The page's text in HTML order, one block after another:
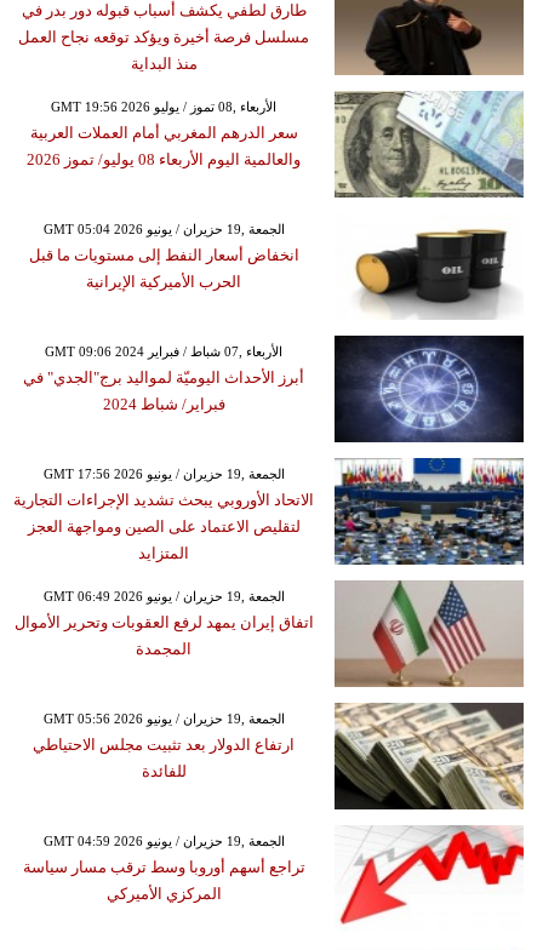
طارق لطفي يكشف أسباب قبوله دور بدر في
مسلسل فرصة أخيرة ويؤكد توقعه نجاح العمل
منذ البداية
GMT 19:56 2026 الأربعاء ,08 تموز / يوليو
سعر الدرهم المغربي أمام العملات العربية
والعالمية اليوم الأربعاء 08 يوليو/ تموز 2026
GMT 05:04 2026 الجمعة ,19 حزيران / يونيو
انخفاض أسعار النفط إلى مستويات ما قبل
الحرب الأميركية الإيرانية
GMT 09:06 2024 الأربعاء ,07 شباط / فبراير
أبرز الأحداث اليوميّة لمواليد برج"الجدي" في
فبراير/ شباط 2024
GMT 17:56 2026 الجمعة ,19 حزيران / يونيو
الاتحاد الأوروبي يبحث تشديد الإجراءات التجارية
لتقليص الاعتماد على الصين ومواجهة العجز
المتزايد
GMT 06:49 2026 الجمعة ,19 حزيران / يونيو
اتفاق إيران يمهد لرفع العقوبات وتحرير الأموال
المجمدة
GMT 05:56 2026 الجمعة ,19 حزيران / يونيو
ارتفاع الدولار بعد تثبيت مجلس الاحتياطي
للفائدة
GMT 04:59 2026 الجمعة ,19 حزيران / يونيو
تراجع أسهم أوروبا وسط ترقب مسار سياسة
المركزي الأميركي